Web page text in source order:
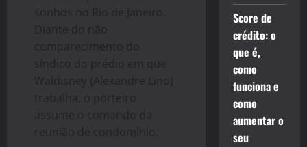
sonhos no Rio de Janeiro.
Diante do não
comparecimento do
síndico do prédio em que
Waldisney (Alexandre Lino)
trabalha, o porteiro
assume o comando da
reunião de condomínio.
Score de
crédito: o
que é,
como
funciona e
como
aumentar o
seu